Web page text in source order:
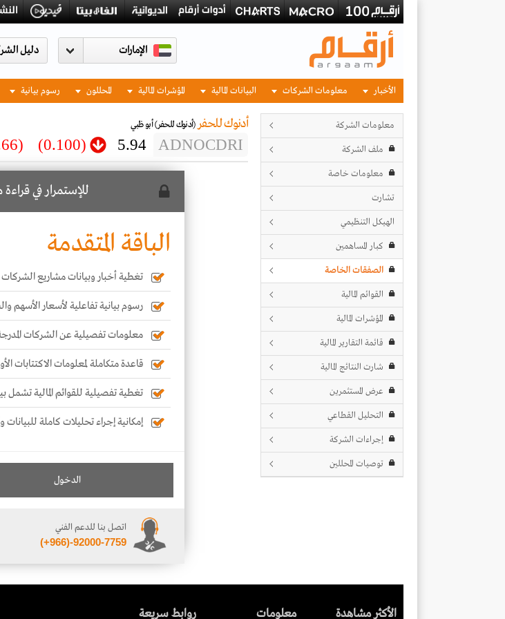
الإمارات
الأخبار معلومات الشركات البيانات المالية المؤشرات المالية المحللون رسوم بيانية
معلومات الشركة
ملف الشركة
معلومات خاصة
تشارت
الهيكل التنظيمي
كبار المساهمين
الصفقات الخاصة
القوائم المالية
المؤشرات المالية
قائمة التقارير المالية
شارت النتائج المالية
عرض المستثمرين
التحليل القطاعي
إجراءات الشركة
توصيات المحللين
أدنوك للحفر(أدنوك للحفر)أبو ظبي
ADNOCDRI
5.94
(0.100)
(1.66 %)
للإستمرار في
الباقة المتقدمة
تغطية أخبار وبيانات مشاريع الشركات
رسوم بيانية تفاعلية لأسعار الأسهم
معلومات تفصيلية عن الشركات
قاعدة متكاملة لمعلومات الاكتتابات
تغطية تفصيلية للقوائم المالية تشمل
إمكانية إجراء تحليلات كاملة
الدخول
اتصل بنا للدعم الفني
(+966)-92000-7759
الأكثر مشاهدة معلومات روابط سريعة